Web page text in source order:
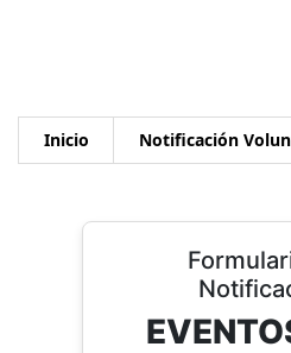
Inicio Notificación